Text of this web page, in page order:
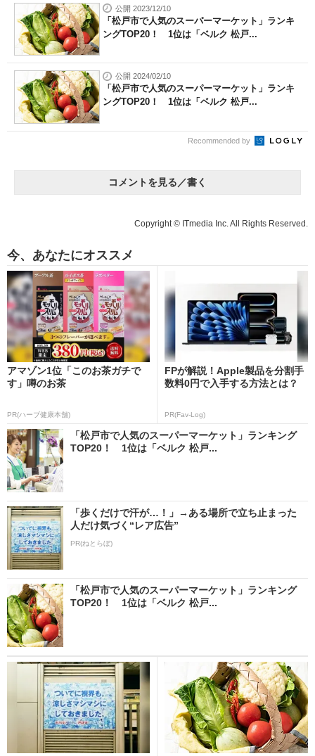
公開 2023/12/10
「松戸市で人気のスーパーマーケット」ランキ
ングTOP20！ 1位は「ベルク 松戸...
公開 2024/02/10
「松戸市で人気のスーパーマーケット」ランキ
ングTOP20！ 1位は「ベルク 松戸...
Recommended by
コメントを見る／書く
Copyright © ITmedia Inc. All Rights Reserved.
今、あなたにオススメ
アマゾン1位「このお茶ガチで
す」噂のお茶
PR(ハーブ健康本舗)
FPが解説！Apple製品を分割手
数料0円で入手する方法とは？
PR(Fav-Log)
「松戸市で人気のスーパーマーケット」ランキング
TOP20！ 1位は「ベルク 松戸...
「歩くだけで汗が…！」→ある場所で立ち止まった
人だけ気づく“レア広告”
PR(ねとらぼ)
「松戸市で人気のスーパーマーケット」ランキング
TOP20！ 1位は「ベルク 松戸...